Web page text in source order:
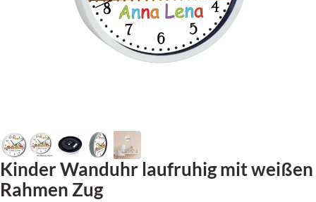
Kinder Wanduhr laufruhig mit weißen
Rahmen Zug